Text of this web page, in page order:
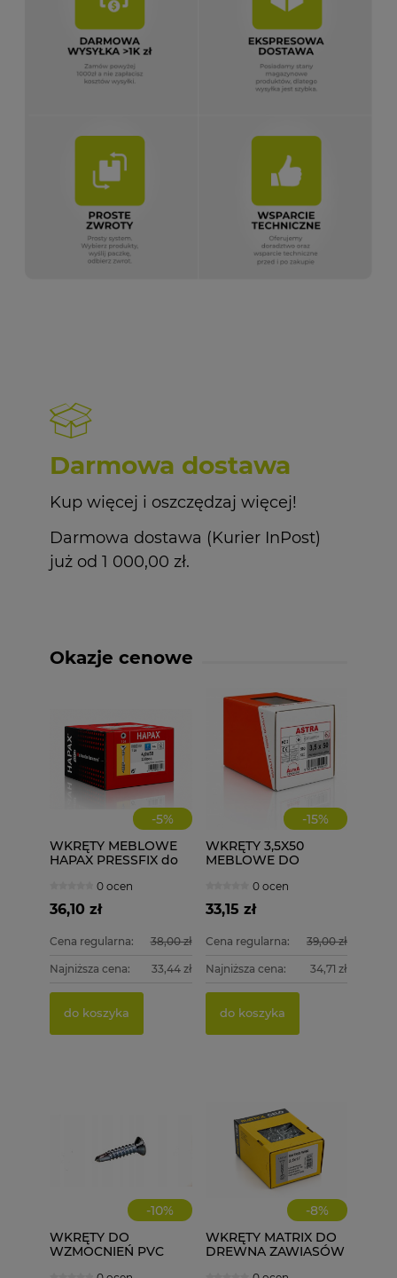
Darmowa dostawa
Kup więcej i oszczędzaj więcej!
Darmowa dostawa (Kurier InPost)
już od 1 000,00 zł.
Okazje cenowe
-5%
WKRĘTY MEBLOWE
HAPAX PRESSFIX do
4x50 200 szt.
ściągające
0 ocen
36,10 zł
Cena regularna: 38,00 zł
Najniższa cena: 33,44 zł
do koszyka
-15%
WKRĘTY 3,5X50
MEBLOWE DO
0 ocen
33,15 zł
Cena regularna: 39,00 zł
Najniższa cena: 34,71 zł
do koszyka
-10%
WKRĘTY DO
WZMOCNIEŃ PVC
-8%
WKRĘTY MATRIX DO
DREWNA ZAWIASÓW